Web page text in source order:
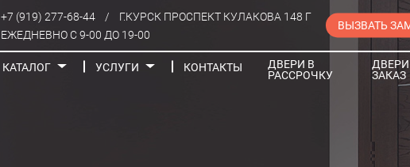
+7 (919) 277-68-44 /
Г.КУРСК ПРОСПЕКТ КУЛАКОВА 148 Г
ЕЖЕДНЕВНО С 9-00 ДО 19-00
ВЫЗВАТЬ
КАТАЛОГ УСЛУГИ КОНТАКТЫ
ДВЕРИ В
РАССРОЧКУ
ЗАКАЗ